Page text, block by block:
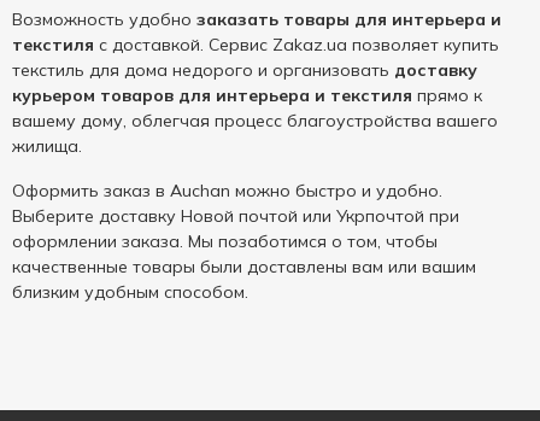
Возможность удобно заказать товары для интерьера и
текстиля с доставкой. Сервис Zakaz.ua позволяет купить
текстиль для дома недорого и организовать доставку
курьером товаров для интерьера и текстиля прямо к
вашему дому, облегчая процесс благоустройства вашего
жилища.
Оформить заказ в Auchan можно быстро и удобно.
Выберите доставку Новой почтой или Укрпочтой при
оформлении заказа. Мы позаботимся о том, чтобы
качественные товары были доставлены вам или вашим
близким удобным способом.